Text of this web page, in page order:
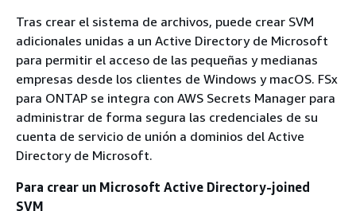
Tras crear el sistema de archivos, puede crear SVM
adicionales unidas a un Active Directory de Microsoft
para permitir el acceso de las pequeñas y medianas
empresas desde los clientes de Windows y macOS. FSx
para ONTAP se integra con AWS Secrets Manager para
administrar de forma segura las credenciales de su
cuenta de servicio de unión a dominios del Active
Directory de Microsoft.
Para crear un Microsoft Active Directory-joined
SVM